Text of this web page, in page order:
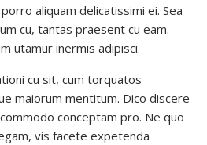
aliquam delicatissimi ei. Sea
cu, tantas praesent cu eam.
utamur inermis adipisci.
cu sit, cum torquatos
maiorum mentitum. Dico discere
conceptam pro. Ne quo
vis facete expetenda